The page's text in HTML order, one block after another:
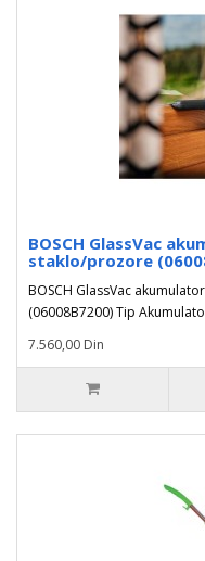
BOSCH GlassVac
staklo/prozore
BOSCH GlassVac
(06008B7200) Tip
7.560,00 Din